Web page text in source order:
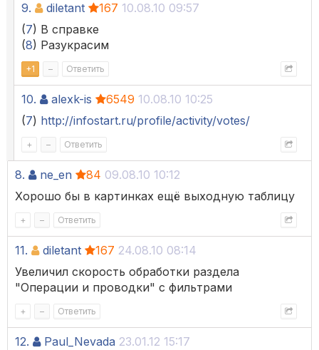
9. diletant 167 10.08.10 09:57
(7) В справке
(8) Разукрасим
+1 – Ответить
10. alexk-is 6549 10.08.10 10:25
(7) http://infostart.ru/profile/activity/votes/
+ – Ответить
8. ne_en 84 09.08.10 10:12
Хорошо бы в картинках ещё выходную таблицу
+ – Ответить
11. diletant 167 24.08.10 08:14
Увеличил скорость обработки раздела
"Операции и проводки" с фильтрами
+ – Ответить
12. Paul_Nevada 23.01.12 15:17